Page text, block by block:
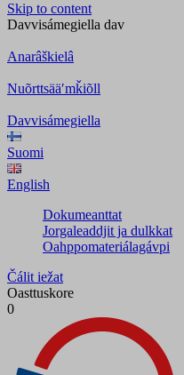
Skip to content
Davvisámegiella dav
Anarâškielâ
Nuõrttsääʹmǩiõll
Davvisámegiella
Suomi
English
Dokumeanttat
Jorgaleaddjit ja dulkkat
Oahppomateriálagávpi
Čálit iežat
Oasttuskore
0